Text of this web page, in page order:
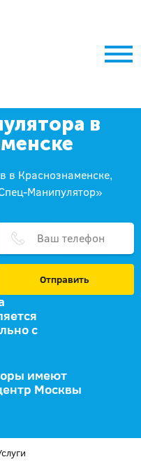
в
в Краснознаменске,
Манипулятор»
Отправить
с
имеют
Москвы